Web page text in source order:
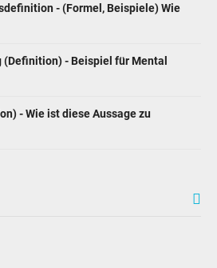
- (Formel, Beispiele) Wie
- Beispiel für Mental
- Wie ist diese Aussage zu